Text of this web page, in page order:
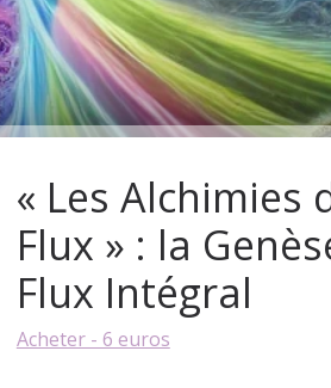
« Les Alchimies
Flux » : la
Flux Intégral
Acheter - 6 euros